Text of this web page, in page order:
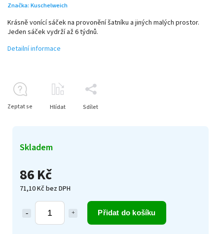
Značka: Kuschelweich
86 Kč
71,10 Kč bez DPH
Přidat do košíku
Skladem
Krásně vonící sáček na provonění šatníku a jiných malých prostor.
Jeden sáček vydrží až 6 týdnů.
Detailní informace
Zeptat se Hlídat Sdílet